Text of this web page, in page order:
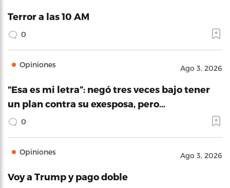
Terror a las 10 AM
0
Opiniones Ago 3, 2026
“Esa es mi letra”: negó tres veces bajo tener
un plan contra su exesposa, pero…
0
Opiniones Ago 3, 2026
Voy a Trump y pago doble